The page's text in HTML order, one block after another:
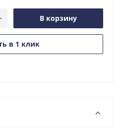
В корзину
в 1 клик